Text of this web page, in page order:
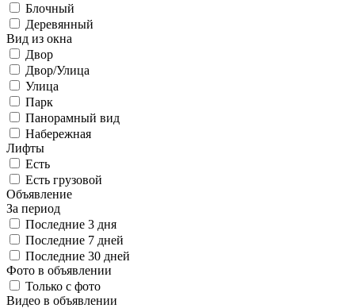
Блочный
Деревянный
Вид из окна
Двор
Двор/Улица
Улица
Парк
Панорамный вид
Набережная
Лифты
Есть
Есть грузовой
Объявление
За период
Последние 3 дня
Последние 7 дней
Последние 30 дней
Фото в объявлении
Только с фото
Видео в объявлении